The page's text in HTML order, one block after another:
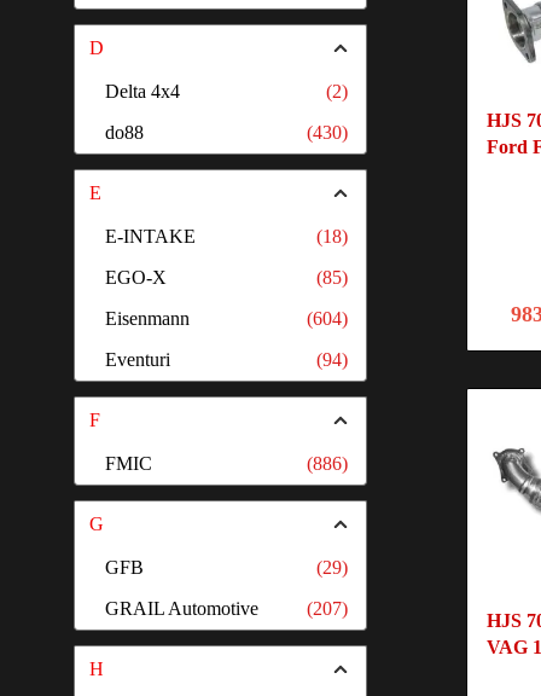
D
(2)
Delta 4x4
(430)
do88
E
(18)
E-INTAKE
(85)
EGO-X
(604)
Eisenmann
(94)
Eventuri
F
(886)
FMIC
G
(29)
GFB
(207)
GRAIL Automotive
H
HJS
Ford
HJS
VAG